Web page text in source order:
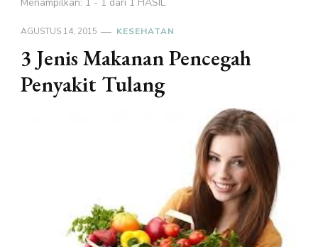
AGUSTUS 14, 2015 KESEHATAN
3 Jenis Makanan Pencegah
Penyakit Tulang